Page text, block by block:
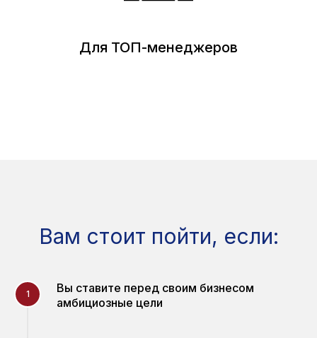
Для ТОП-менеджеров
Вам стоит пойти, если:
1
Вы ставите перед своим бизнесом
амбициозные цели